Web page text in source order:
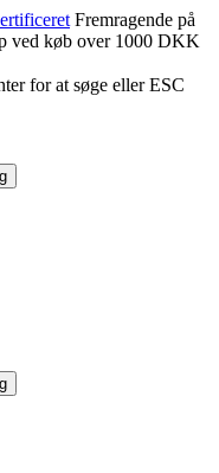
Fremragende på
ved køb over 1000 DKK
for at søge eller ESC